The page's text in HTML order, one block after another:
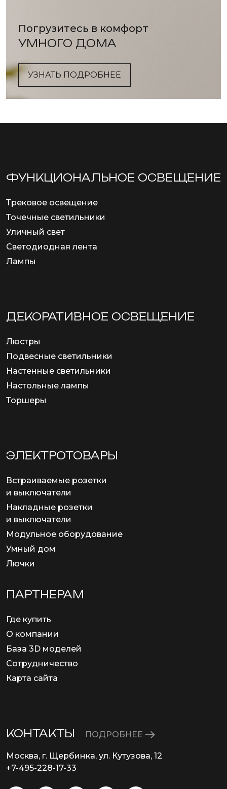
Погрузитесь в комфорт
УМНОГО ДОМА
УЗНАТЬ ПОДРОБНЕЕ
ФУНКЦИОНА­ЛЬНОЕ ОСВЕЩЕНИЕ
Трековое освещение
Точечные светильники
Уличный свет
Светодиодная лента
Лампы
ДЕКОРАТИВНОЕ ОСВЕЩЕНИЕ
Люстры
Подвесные светильники
Настенные светильники
Настольные лампы
Торшеры
ЭЛЕКТРОТОВАРЫ
Встраиваемые розетки
и выключатели
Накладные розетки
и выключатели
Модульное оборудование
Умный дом
Лючки
ПАРТНЕРАМ
Где купить
О компании
База 3D моделей
Сотрудничество
Карта сайта
КОНТАКТЫ ПОДРОБНЕЕ
Москва, г. Щербинка, ул. Кутузова, 12
+7-495-228-17-33